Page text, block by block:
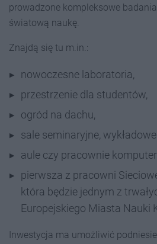
prowadzone kompleksowe
światową naukę.
Znajdą się tu m.in.:
nowoczesne laboratoria,
przestrzenie dla studentów,
ogród na dachu,
sale seminaryjne,
aule czy pracownie
pierwsza z pracowni
która będzie jednym z
Europejskiego Miasta Nauki
Inwestycja ma umożliwić